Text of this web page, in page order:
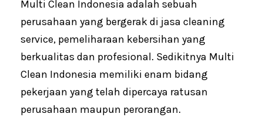
b
o
o
l
s
A
p
e
Multi Clean Indonesia adalah sebuah
perusahaan yang bergerak di jasa cleaning
service, pemeliharaan kebersihan yang
berkualitas dan profesional. Sedikitnya Multi
Clean Indonesia memiliki enam bidang
pekerjaan yang telah dipercaya ratusan
perusahaan maupun perorangan.